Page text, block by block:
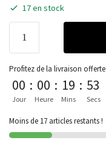
17 en stock
Profitez de la livraison
00
Jour
: 00
Heure
: 19
Mins
: 53
Secs
Moins de 17 articles restants !